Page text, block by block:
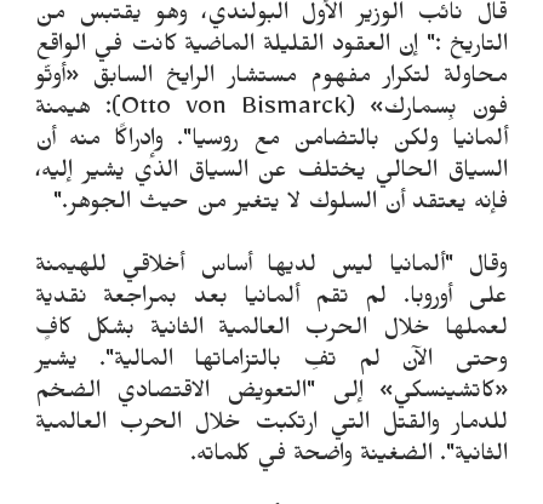
قال نائب الوزير الأول البولندي، وهو يقتبس من
التاريخ :" إن العقود القليلة الماضية كانت في الواقع
محاولة لتكرار مفهوم مستشار الرايخ السابق «أوتّو
فون بِسمارك» (Otto von Bismarck): هيمنة
ألمانيا ولكن بالتضامن مع روسيا". وإدراكًا منه أن
السياق الحالي يختلف عن السياق الذي يشير إليه،
فإنه يعتقد أن السلوك لا يتغير من حيث الجوهر."
وقال "ألمانيا ليس لديها أساس أخلاقي للهيمنة
على أوروبا. لم تقم ألمانيا بعد بمراجعة نقدية
لعملها خلال الحرب العالمية الثانية بشكل كافٍ
وحتى الآن لم تفِ بالتزاماتها المالية". يشير
«كاتشينسكي» إلى "التعويض الاقتصادي الضخم
للدمار والقتل التي ارتكبت خلال الحرب العالمية
الثانية". الضغينة واضحة في كلماته.